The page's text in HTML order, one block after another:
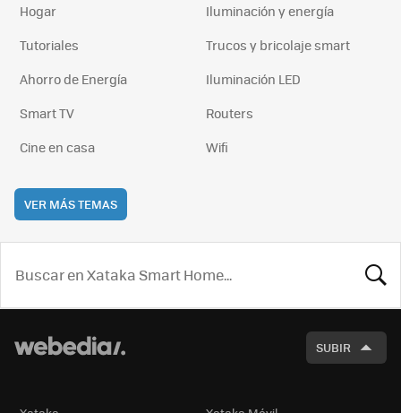
Hogar
Iluminación y energía
Tutoriales
Trucos y bricolaje smart
Ahorro de Energía
Iluminación LED
Smart TV
Routers
Cine en casa
Wifi
VER MÁS TEMAS
SUBIR